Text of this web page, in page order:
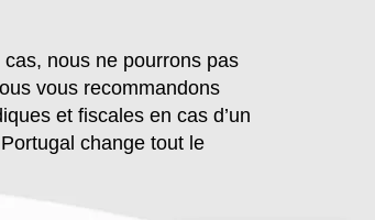
nous ne pourrons pas
vous recommandons
et fiscales en cas d’un
change tout le